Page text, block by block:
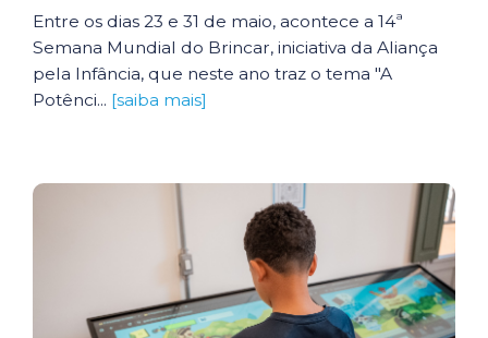
Entre os dias 23 e 31 de maio, acontece a 14ª
Semana Mundial do Brincar, iniciativa da Aliança
pela Infância, que neste ano traz o tema "A
Potênci... [saiba mais]